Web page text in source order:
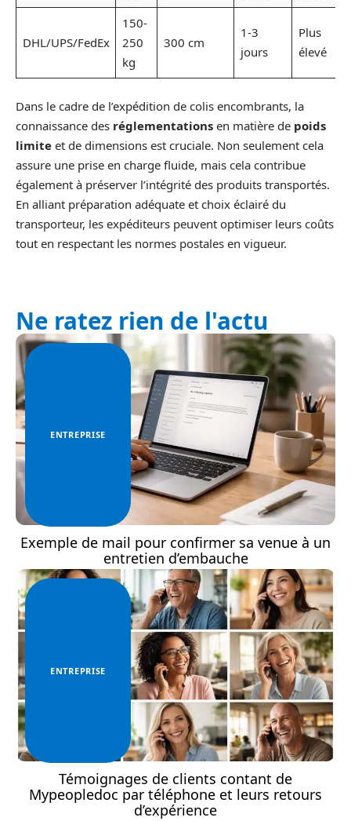
DHL/UPS/FedEx
150-
250
kg
300 cm
1-3
jours
Plus
élevé
Dans le cadre de l’expédition de colis encombrants, la
connaissance des réglementations en matière de poids
limite et de dimensions est cruciale. Non seulement cela
assure une prise en charge fluide, mais cela contribue
également à préserver l’intégrité des produits transportés.
En alliant préparation adéquate et choix éclairé du
transporteur, les expéditeurs peuvent optimiser leurs coûts
tout en respectant les normes postales en vigueur.
Ne ratez rien de l'actu
ENTREPRISE
Exemple de mail pour confirmer sa venue à un
entretien d’embauche
ENTREPRISE
Témoignages de clients contant de
Mypeopledoc par téléphone et leurs retours
d’expérience